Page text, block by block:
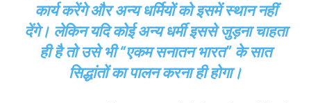
कार्य करेंगे और अन्य धर्मियों को इसमें स्थान नहीं
देंगे। लेकिन यदि कोई अन्य धर्मी इससे जुड़ना चाहता
ही है तो उसे भी “एकम सनातन भारत” के सात
सिद्धांतों का पालन करना ही होगा।